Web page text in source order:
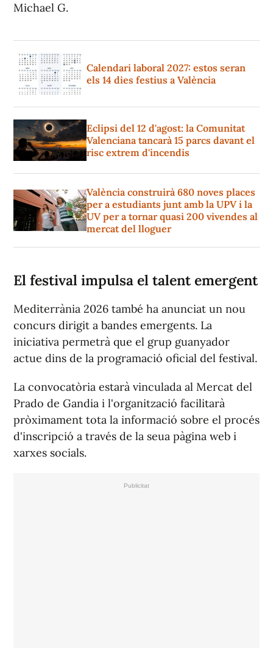
Michael G.
Calendari laboral 2027: estos seran
els 14 dies festius a València
Eclipsi del 12 d'agost: la Comunitat
Valenciana tancarà 15 parcs davant el
risc extrem d'incendis
València construirà 680 noves places
per a estudiants junt amb la UPV i la
UV per a tornar quasi 200 vivendes al
mercat del lloguer
El festival impulsa el talent emergent
Mediterrània 2026 també ha anunciat un nou
concurs dirigit a bandes emergents. La
iniciativa permetrà que el grup guanyador
actue dins de la programació oficial del festival.
La convocatòria estarà vinculada al Mercat del
Prado de Gandia i l'organització facilitarà
pròximament tota la informació sobre el procés
d'inscripció a través de la seua pàgina web i
xarxes socials.